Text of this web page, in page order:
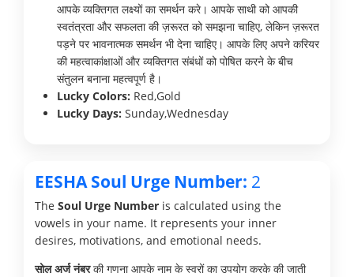
आपके व्यक्तिगत लक्ष्यों का समर्थन करे। आपके साथी को आपकी
स्वतंत्रता और सफलता की ज़रूरत को समझना चाहिए, लेकिन ज़रूरत
पड़ने पर भावनात्मक समर्थन भी देना चाहिए। आपके लिए अपने करियर
की महत्वाकांक्षाओं और व्यक्तिगत संबंधों को पोषित करने के बीच
संतुलन बनाना महत्वपूर्ण है।
Lucky Colors: Red,Gold
Lucky Days: Sunday,Wednesday
EESHA Soul Urge Number: 2
The Soul Urge Number is calculated using the
vowels in your name. It represents your inner
desires, motivations, and emotional needs.
सोल अर्ज नंबरकी गणना आपके नाम के स्वरों का उपयोग करके की जाती